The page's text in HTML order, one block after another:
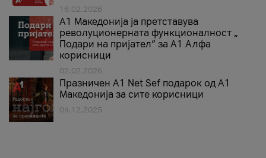
16.02.2026
А1 Македонија ја претставува
револуционерната функционалност „
Подари на пријател“ за А1 Алфа
корисници
02.02.2026
Празничен A1 Net Sеf подарок од А1
Македонија за сите корисници
04.12.2025